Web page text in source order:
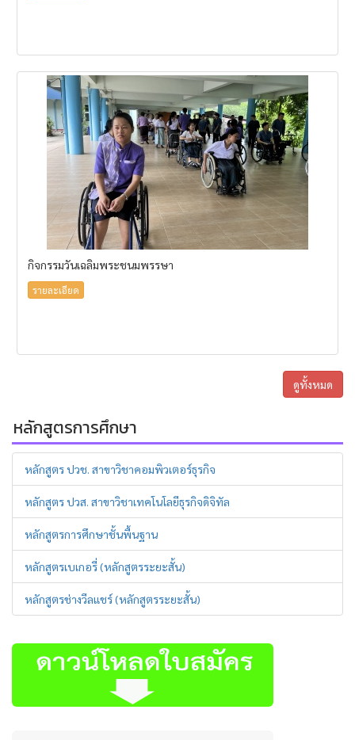
กิจกรรมวันเฉลิมพระชนมพรรษา
รายละเอียด
ดูทั้งหมด
หลักสูตรการศึกษา
หลักสูตร ปวช. สาขาวิชาคอมพิวเตอร์ธุรกิจ
หลักสูตร ปวส. สาขาวิชาเทคโนโลยีธุรกิจดิจิทัล
หลักสูตรการศึกษาชั้นพื้นฐาน
หลักสูตรเบเกอรี่ (หลักสูตรระยะสั้น)
หลักสูตรช่างวีลแชร์ (หลักสูตรระยะสั้น)